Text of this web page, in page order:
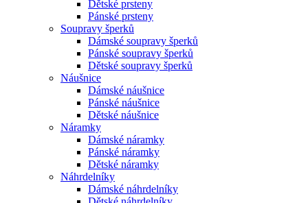
Dětské prsteny
Pánské prsteny
Soupravy šperků
Dámské soupravy šperků
Pánské soupravy šperků
Dětské soupravy šperků
Náušnice
Dámské náušnice
Pánské náušnice
Dětské náušnice
Náramky
Dámské náramky
Pánské náramky
Dětské náramky
Náhrdelníky
Dámské náhrdelníky